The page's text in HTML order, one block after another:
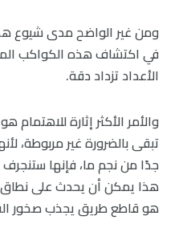
ومن غير الواضح مدى شيوع
في اكتشاف هذه الكواكب
الأعداد تزداد دقة.
والأمر الأكثر إثارة
تبقى بالضرورة غير مربوطة،
جدًا من نجم ما، فإنها
هذا يمكن أن يحدث على نطاق
هو قاطع طريق يجذب صخور